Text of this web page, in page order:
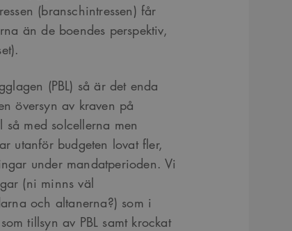
(branschintressen) får
än de boendes perspektiv,
(PBL) så är det enda
översyn av kraven på
med solcellerna men
utanför budgeten lovat fler,
under mandatperioden. Vi
(ni minns väl
och altanerna?) som i
tillsyn av PBL samt krockat